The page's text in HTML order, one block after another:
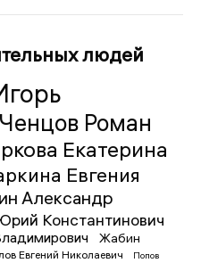
людей
Ченцов Роман
Екатерина
Евгения
Александр
Константинович
Жабин
Евгений Николаевич
Попов